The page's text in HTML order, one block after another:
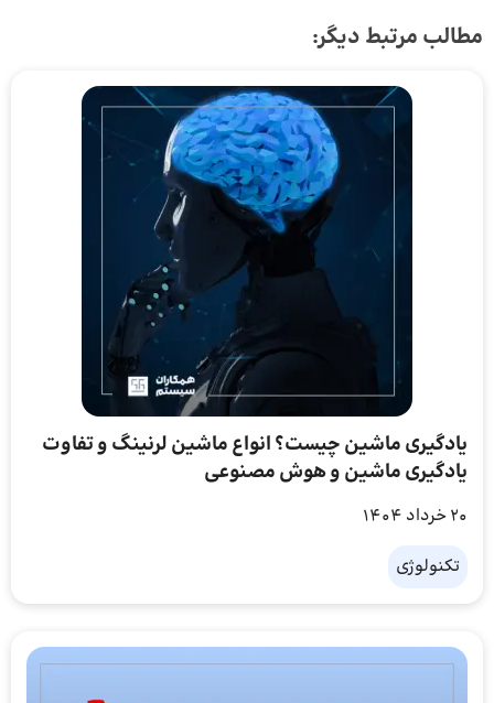
مطالب مرتبط دیگر:
یادگیری ماشین چیست؟ انواع ماشین لرنینگ و تفاوت
یادگیری ماشین و هوش مصنوعی
20 خرداد 1404
تکنولوژی